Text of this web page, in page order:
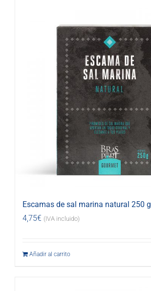
Escamas de sal marina natural 250 g
4,75€ (IVA incluido)
Añadir al carrito